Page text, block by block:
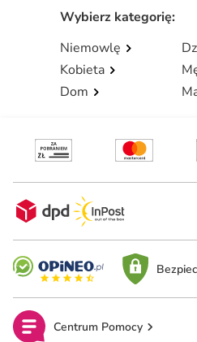
Wybierz kategorię:
Niemowlę
Kobieta
Dom
Centrum Pomocy